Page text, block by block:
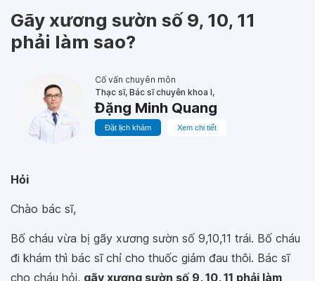
Gãy xương sườn số 9, 10, 11
phải làm sao?
Cố vấn chuyên môn
Thạc sĩ, Bác sĩ chuyên khoa I,
Đặng Minh Quang
Đặt lịch khám Xem chi tiết
Hỏi
Chào bác sĩ,
Bố cháu vừa bị gãy xương sườn số 9,10,11 trái. Bố cháu
đi khám thì bác sĩ chỉ cho thuốc giảm đau thôi. Bác sĩ
cho cháu hỏi, gãy xương sườn số 9, 10, 11 phải làm